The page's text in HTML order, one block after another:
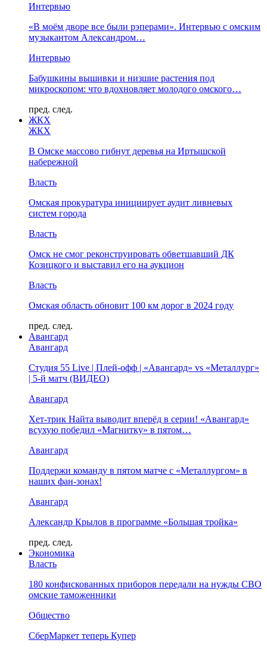
Интервью
«В моём дворе все были рэперами». Интервью с омским
музыкантом Александром…
Интервью
Бабушкины вышивки и низшие растения под
микроскопом: что вдохновляет молодого омского…
пред. след.
ЖКХ
ЖКХ
В Омске массово гибнут деревья на Иртышской
набережной
Власть
Омская прокуратура инициирует аудит ливневых
систем города
Власть
Омск не смог реконструировать обветшавший ДК
Козицкого и выставил его на аукцион
Власть
Омская область обновит 100 км дорог в 2024 году
пред. след.
Авангард
Авангард
Студия 55 Live | Плей-офф | «Авангард» vs «Металлург»
| 5-й матч (ВИДЕО)
Авангард
Хет-трик Найта выводит вперёд в серии! «Авангард»
всухую победил «Магнитку» в пятом…
Авангард
Поддержи команду в пятом матче с «Металлургом» в
наших фан-зонах!
Авангард
Александр Крылов в программе «Большая тройка»
пред. след.
Экономика
Власть
180 конфискованных приборов передали на нужды СВО
омские таможенники
Общество
СберМаркет теперь Купер